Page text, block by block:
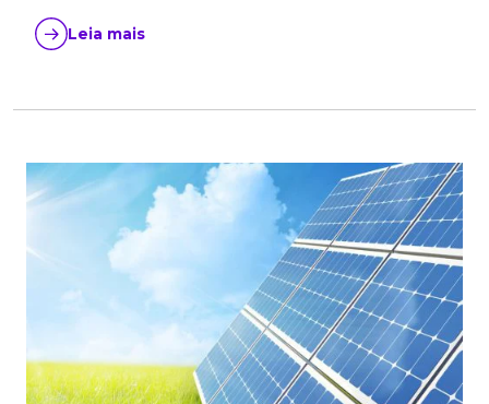
Leia mais